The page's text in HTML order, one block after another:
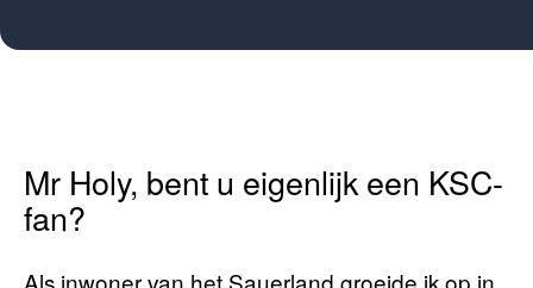
Mr Holy, bent u eigenlijk een KSC-
fan?
Als inwoner van het Sauerland groeide ik op in